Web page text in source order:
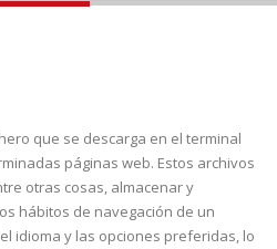
que se descarga en el terminal
páginas web. Estos archivos
otras cosas, almacenar y
hábitos de navegación de un
idioma y las opciones preferidas, lo